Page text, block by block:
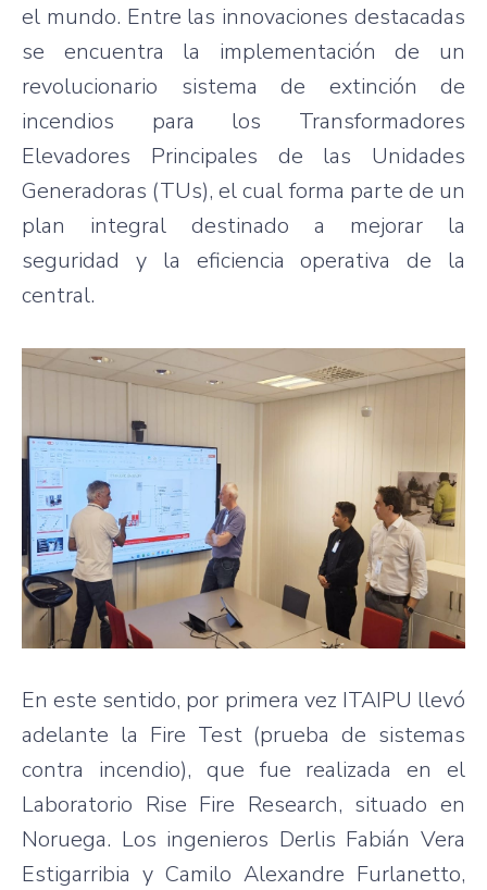
el mundo. Entre las innovaciones destacadas
se encuentra la implementación de un
revolucionario sistema de extinción de
incendios para los Transformadores
Elevadores Principales de las Unidades
Generadoras (TUs), el cual forma parte de un
plan integral destinado a mejorar la
seguridad y la eficiencia operativa de la
central.
En este sentido, por primera vez ITAIPU llevó
adelante la Fire Test (prueba de sistemas
contra incendio), que fue realizada en el
Laboratorio Rise Fire Research, situado en
Noruega. Los ingenieros Derlis Fabián Vera
Estigarribia y Camilo Alexandre Furlanetto,